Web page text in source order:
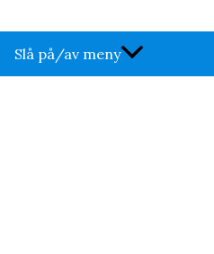
Slå på/av meny